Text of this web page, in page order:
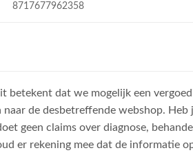
8717677962358
dat we mogelijk een
de desbetreffende webshop.
geen claims over diagnose,
er rekening mee dat de informatie